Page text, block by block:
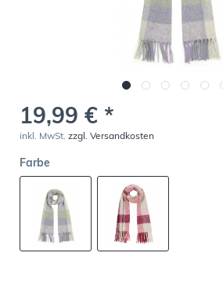
19,99 € *
inkl. MwSt. zzgl. Versandkosten
Farbe